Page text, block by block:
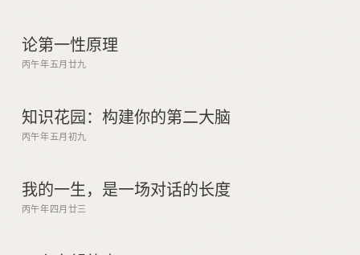
论第一性原理
丙午年五月廿九
知识花园：构建你的第二大脑
丙午年五月初九
我的一生，是一场对话的长度
丙午年四月廿三